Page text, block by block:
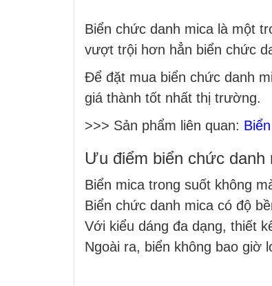
Biển chức danh mica là một
vượt trội hơn hẳn biển chức
Để đặt mua biển chức danh
giá thành tốt nhất thị trường.
>>> Sản phẩm liên quan:
Ưu điểm biển chức danh
Biển mica trong suốt không
Biển chức danh mica có độ
Với kiểu dáng đa dạng, thiết
Ngoài ra, biển không bao giờ